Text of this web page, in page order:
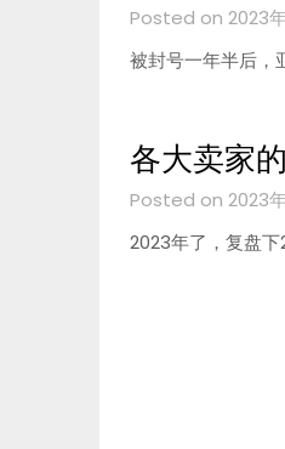
Posted on 2023
被封号一年半后，
各大卖家
Posted on 2023
2023年了，复盘下